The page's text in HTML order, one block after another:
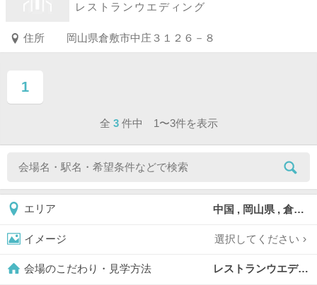
レストランウエディング
住所 岡山県倉敷市中庄３１２６－８
1
ページ目
全 3 件中 1〜3件を表示
エリア 中国 , 岡山県 , 倉敷
イメージ 選択してください
会場のこだわり・見学方法 レストランウエディング,